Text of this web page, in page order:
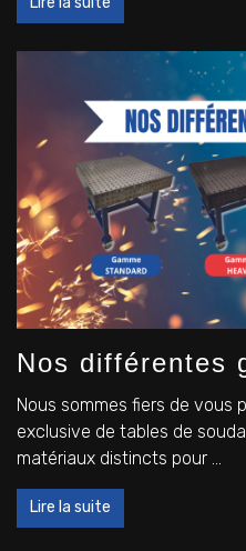
Nos différentes
Nous sommes fiers de vous
exclusive de tables de
matériaux distincts pour ...
Lire la suite